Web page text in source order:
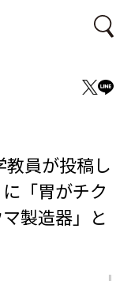
員が投稿し
「胃がチク
製造器」と